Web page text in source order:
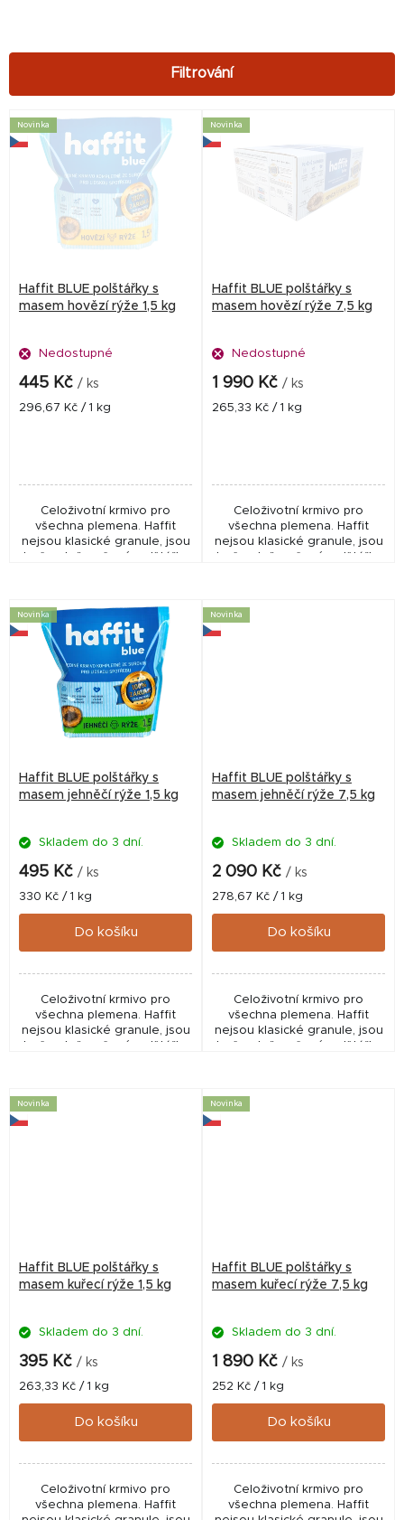
V
ý
o
Novinka
Haffit BLUE polštářky s
masem hovězí rýže 1,5 kg
Nedostupné
445 Kč / ks
Měrná
296,67 Kč / 1 kg
Celoživotní krmivo pro
všechna plemena. Haffit
nejsou klasické granule, jsou
to čerstvě pečené polštářky
Novinka
Haffit BLUE polštářky s
masem hovězí rýže 7,5 kg
Nedostupné
1 990 Kč / ks
Měrná
265,33 Kč / 1 kg
Celoživotní krmivo pro
všechna plemena. Haffit
nejsou klasické granule, jsou
to čerstvě pečené polštářky
Novinka
Haffit BLUE polštářky s
masem jehněčí rýže 1,5 kg
Skladem do 3 dní.
495 Kč / ks
Měrná
cena:
330 Kč / 1 kg
Do košíku
Celoživotní krmivo pro
všechna plemena. Haffit
nejsou klasické granule, jsou
Novinka
Haffit BLUE polštářky s
masem jehněčí rýže 7,5 kg
Skladem do 3 dní.
2 090 Kč / ks
Měrná
cena:
278,67 Kč / 1 kg
Do košíku
Celoživotní krmivo pro
všechna plemena. Haffit
nejsou klasické granule, jsou
Novinka
Haffit BLUE polštářky s
masem kuřecí rýže 1,5 kg
Skladem do 3 dní.
395 Kč / ks
Měrná
cena:
263,33 Kč / 1 kg
Do košíku
Celoživotní krmivo pro
všechna plemena. Haffit
Novinka
Haffit BLUE polštářky s
masem kuřecí rýže 7,5 kg
Skladem do 3 dní.
1 890 Kč / ks
Měrná
cena:
252 Kč / 1 kg
Do košíku
Celoživotní krmivo pro
všechna plemena. Haffit